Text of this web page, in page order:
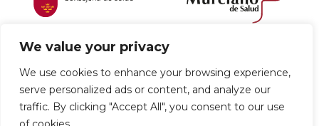
We value your privacy
We use cookies to enhance your browsing experience,
serve personalized ads or content, and analyze our
traffic. By clicking "Accept All", you consent to our use
Política de envío y devoluciones
Política de privacidad Uso de cookies